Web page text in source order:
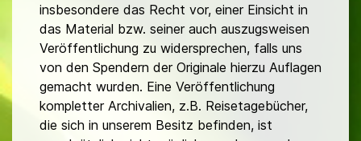
insbesondere das Recht vor, einer Einsicht in
das Material bzw. seiner auch auszugsweisen
Veröffentlichung zu widersprechen, falls uns
von den Spendern der Originale hierzu Auflagen
gemacht wurden. Eine Veröffentlichung
kompletter Archivalien, z.B. Reisetagebücher,
die sich in unserem Besitz befinden, ist